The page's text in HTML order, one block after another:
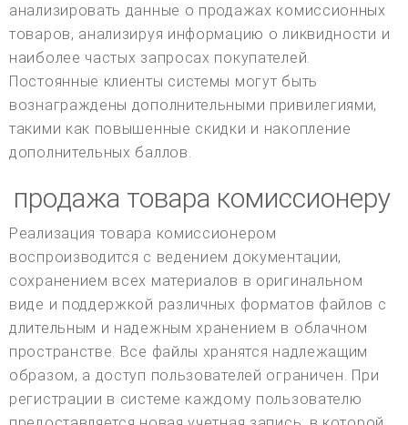
анализировать данные о продажах комиссионных
товаров, анализируя информацию о ликвидности и
наиболее частых запросах покупателей.
Постоянные клиенты системы могут быть
вознаграждены дополнительными привилегиями,
такими как повышенные скидки и накопление
дополнительных баллов.
продажа товара комиссионеру
Реализация товара комиссионером
воспроизводится с ведением документации,
сохранением всех материалов в оригинальном
виде и поддержкой различных форматов файлов с
длительным и надежным хранением в облачном
пространстве. Все файлы хранятся надлежащим
образом, а доступ пользователей ограничен. При
регистрации в системе каждому пользователю